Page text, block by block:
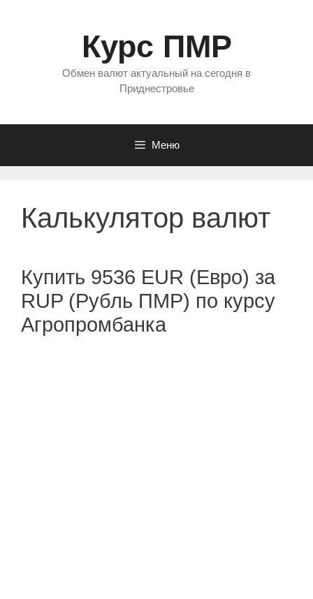
Курс ПМР
Обмен валют актуальный на сегодня в
Приднестровье
Меню
Калькулятор валют
Купить 9536 EUR (Евро) за
RUP (Рубль ПМР) по курсу
Агропромбанка